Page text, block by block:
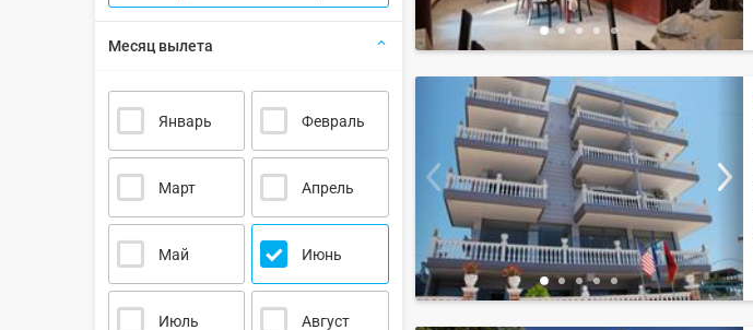
Месяц вылета
Январь Февраль
Март Апрель
Май Июнь
Июль Август